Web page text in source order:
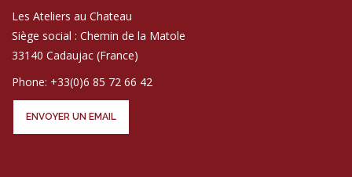
Les Ateliers au Chateau
Siège social : Chemin de la Matole
33140 Cadaujac (France)
Phone: +33(0)6 85 72 66 42
ENVOYER UN EMAIL